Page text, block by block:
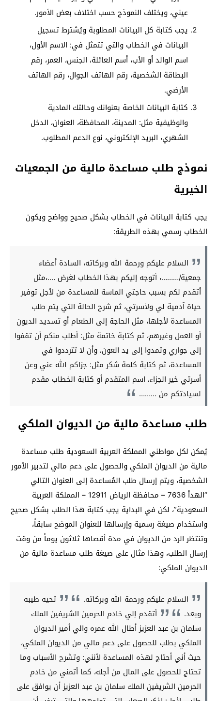
عيني، ويختلف النموذج حسب اختلاف بعض الأمور.
يجب كتابة كل البيانات المطلوبة ويُشترط تسجيل
البيانات في الخطاب والتي تتمثل في: الاسم الأول،
اسم الوالد أو الأب، أسم العائلة، الجنس، العمر، رقم
البطاقة الشخصية، رقم الهاتف الجوال، رقم الهاتف
الأرضي.
كتابة البيانات الخاصة بعنوانك وحالتك المادية
والوظيفية مثل: المدينة، المحافظة، العنوان، الدخل
الشهري، البريد الإلكتروني، نوع الدعم المطلوب.
نموذج طلب مساعدة مالية من الجمعيات
الخيرية
يجب كتابة البيانات في الخطاب بشكل صحيح وواضح ويكون
الخطاب رسمي بهذه الطريقة:
السلام عليكم ورحمة الله وبركاته، السادة أعضاء
جمعية/………، أتوجه إليكم بهذا الخطاب لغرض ….،مثل
أتقدم لكم بسبب حاجتي الماسة للمساعدة من لأجل توفير
حياة آدمية لي ولأسرتي، ثم شرح الحالة التي يتم طلب
المساعدة لأجلها، مثل الحاجة إلى الطعام أو تسديد الديون
أو العمل وغيرهم، ثم كتابة خاتمة مثل: أطلب منكم أن تقفوا
إلى جواري وتمدوا إلى يد العون، وأن لا تترددوا في
المساعدة، ثم كتابة كلمة شكر مثل: جزاكم الله عني وعن
أسرتي خير الجزاء، اسم المتقدم أو كتابة الخطاب مقدم
لسيادتكم من ………
طلب مساعدة مالية من الديوان الملكي
يُمكن لكل مواطني المملكة العربية السعودية طلب مساعدة
مالية من الديوان الملكي والحصول على دعم مالي لتدبير الأمور
الشخصية، ويتم إرسال طلب المُساعدة إلى العنوان التالي
“الهدأ 7636 – محافظة الرياض 12911 – المملكة العربية
السعودية”، لكن في البداية يجب كتابة هذا الطلب بشكل صحيح
واستخدام صيغة رسمية وإرسالها للعنوان الموضح سابقاً،
وتنتظر الرد من الديوان في مدة أقصاها ثلاثون يوماً من وقت
إرسال الطلب، وهذا مثال على صيغة طلب مساعدة مالية من
الديوان الملكي:
السلام عليكم ورحمة الله وبركاته.
تحيه طيبه
وبعد.
أتقدم إلي خادم الحرمين الشريفين الملك
سلمان بن عبد العزيز أطال الله عمره والي أمير الديوان
الملكي بطلب للحصول على دعم مالي من الديوان الملكي،
حيث أني أحتاج لهذه المساعدة لأنني: وتشرح الأسباب وما
تحتاج للحصول على المال من أجله، كما أتمني من خادم
الحرمين الشريفين الملك سلمان بن عبد العزيز أن يوافق على